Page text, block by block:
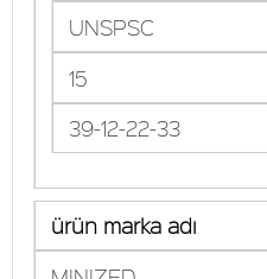
UNSPSC
15
39-12-22-33
ürün marka adı